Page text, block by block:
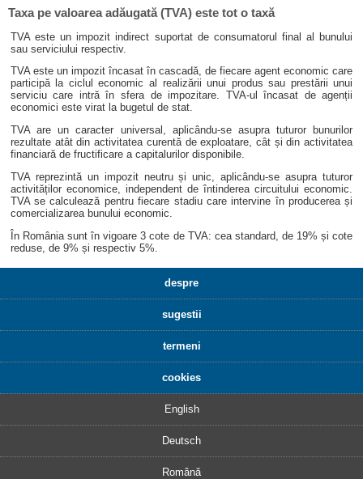
Taxa pe valoarea adăugată (TVA) este tot o taxă
TVA este un impozit indirect suportat de consumatorul final al bunului
sau serviciului respectiv.
TVA este un impozit încasat în cascadă, de fiecare agent economic care
participă la ciclul economic al realizării unui produs sau prestării unui
serviciu care intră în sfera de impozitare. TVA-ul încasat de agenții
economici este virat la bugetul de stat.
TVA are un caracter universal, aplicându-se asupra tuturor bunurilor
rezultate atât din activitatea curentă de exploatare, cât și din activitatea
financiară de fructificare a capitalurilor disponibile.
TVA reprezintă un impozit neutru și unic, aplicându-se asupra tuturor
activităților economice, independent de întinderea circuitului economic.
TVA se calculează pentru fiecare stadiu care intervine în producerea și
comercializarea bunului economic.
În România sunt în vigoare 3 cote de TVA: cea standard, de 19% și cote
reduse, de 9% și respectiv 5%.
despre
sugestii
termeni
cookies
English
Deutsch
Română